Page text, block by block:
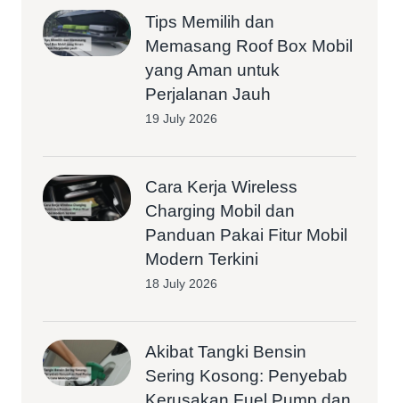
Tips Memilih dan
Memasang Roof Box Mobil
yang Aman untuk
Perjalanan Jauh
19 July 2026
Cara Kerja Wireless
Charging Mobil dan
Panduan Pakai Fitur Mobil
Modern Terkini
18 July 2026
Akibat Tangki Bensin
Sering Kosong: Penyebab